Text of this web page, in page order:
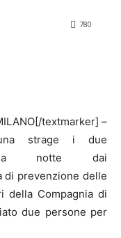
780
textmarker] –
strage i due
notte dai
di prevenzione delle
della Compagnia di
due persone per